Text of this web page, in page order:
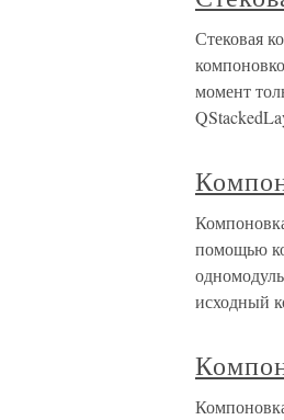
Стековая
момент
помощью
исходный